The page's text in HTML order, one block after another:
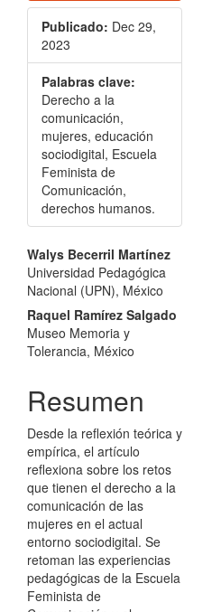
Publicado:
2023
Palabras clave:
Derecho a la
comunicación,
mujeres, educación
sociodigital, Escuela
Feminista de
Comunicación,
derechos humanos.
Contenido
principal
del
artículo
Walys Becerril Martínez
Universidad Pedagógica
Nacional (UPN), México
Raquel Ramírez Salgado
Museo Memoria y
Tolerancia, México
Resumen
Desde la reflexión teórica y
empírica, el artículo
reflexiona sobre los retos
que tienen el derecho a la
comunicación de las
mujeres en el actual
entorno sociodigital. Se
retoman las experiencias
pedagógicas de la Escuela
Feminista de